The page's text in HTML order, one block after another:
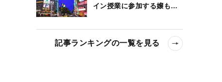
イン授業に参加する嬢も…
記事ランキングの一覧を見る